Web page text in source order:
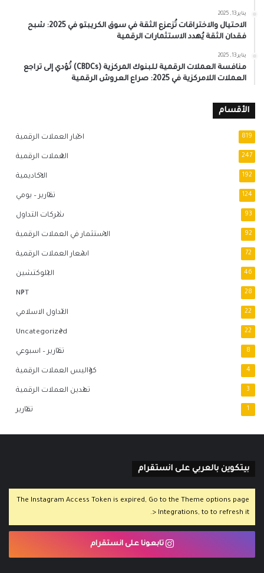
يناير 13, 2025
الاحتيال والاختراقات تُزعزع الثقة في سوق الكريبتو في 2025: شبح
فقدان الثقة يُهدد الاستثمارات الرقمية
يناير 13, 2025
منافسة العملات الرقمية للبنوك المركزية (CBDCs) تُؤدي إلى تراجع
العملات اللامركزية في 2025: صراع العروش الرقمية
الأقسام
اخبار العملات الرقمية 819
العملات الرقمية 247
الاكاديمية 192
تقارير – يومي 124
شركات التداول 93
الاستثمار في العملات الرقمية 92
اسعار العملات الرقمية 72
البلوكتشين 46
NFT 28
التداول الاسلامي 22
Uncategorized 22
تقارير – اسبوعي 8
كواليس العملات الرقمية 4
تعدين العملات الرقمية 3
تقارير 1
بيتكوين بالعربي على انستقرام
The Instagram Access Token is expired, Go to the Theme options page
> Integrations, to to refresh it.
تابعونا على انستقرام